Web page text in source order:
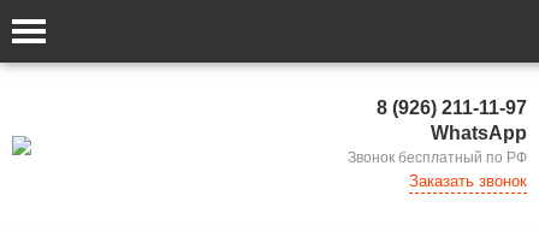
8 (926) 211-11-97
WhatsApp
Звонок бесплатный по РФ
Заказать звонок